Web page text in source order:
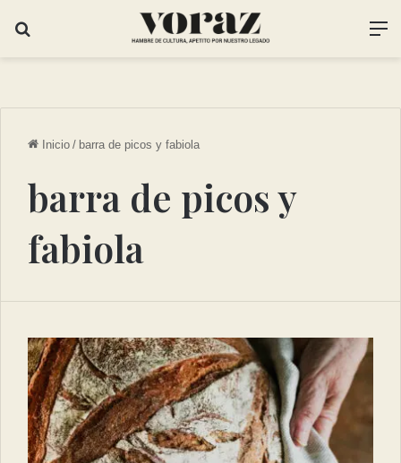
Inicio / barra de picos y fabiola
barra de picos y
fabiola